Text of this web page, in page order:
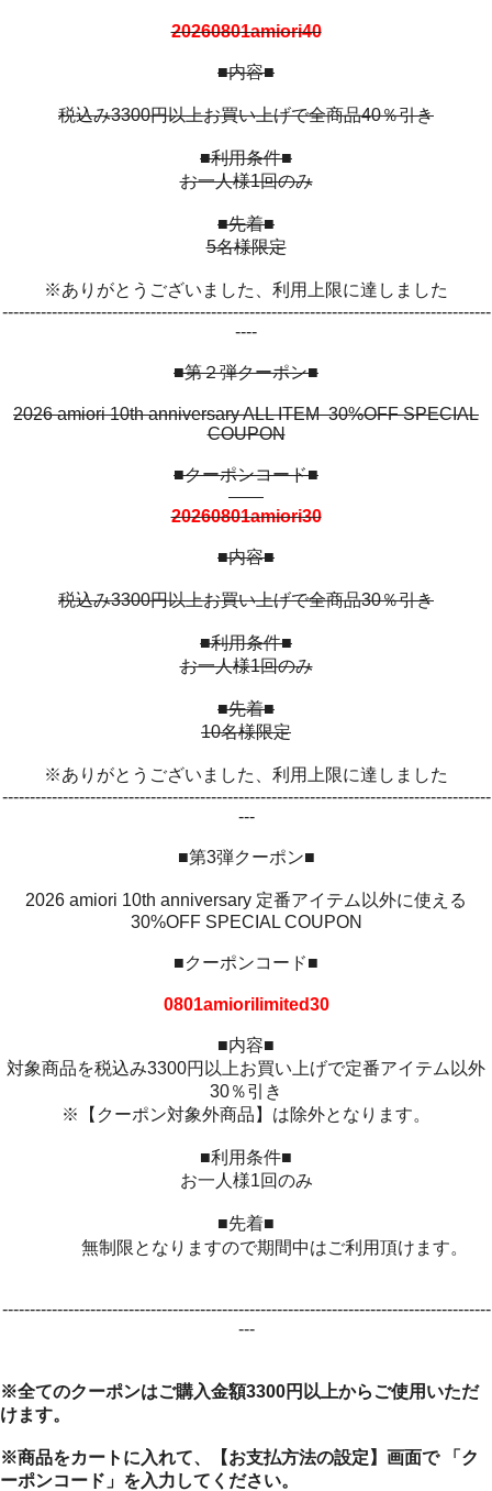
20260801amiori40
■内容■
税込み3300円以上お買い上げで全商品40％引き
■利用条件■
お一人様1回のみ
■先着■
5名様限定
※ありがとうございました、利用上限に達しました
-----------------------------------------------------------------------------------------
----
■第２弾クーポン■
2026 amiori 10th anniversary ALL ITEM 30%OFF SPECIAL
COUPON
■クーポンコード■
20260801amiori30
■内容■
税込み3300円以上お買い上げで全商品30％引き
■利用条件■
お一人様1回のみ
■先着■
10名様限定
※ありがとうございました、利用上限に達しました
-----------------------------------------------------------------------------------------
---
■第3弾クーポン■
2026 amiori 10th anniversary 定番アイテム以外に使える
30%OFF SPECIAL COUPON
■クーポンコード■
0801amiorilimited30
■内容■
対象商品を税込み3300円以上お買い上げで定番アイテム以外
30％引き
※【クーポン対象外商品】は除外となります。
■利用条件■
お一人様1回のみ
■先着■
無制限となりますので期間中はご利用頂けます。
-----------------------------------------------------------------------------------------
---
※全てのクーポンはご購入金額3300円以上からご使用いただ
けます。
※商品をカートに入れて、【お支払方法の設定】画面で 「ク
ーポンコード」を入力してください。